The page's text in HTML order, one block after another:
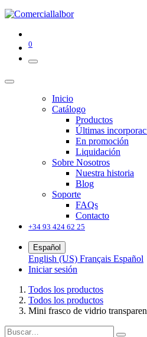
0
Inicio
Catálogo
Productos
Últimas
En promoción
Liquidación
Sobre Nosotros
Nuestra historia
Blog
Soporte
FAQs
Contacto
+34 93 424 62 25
Español
English (US) Français Español
Iniciar sesión
Todos los productos
Todos los productos
Mini frasco de vidrio